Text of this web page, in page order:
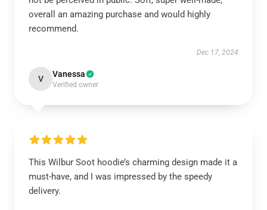
overall an amazing purchase and would highly
recommend.
Dec 17, 2024
V Vanessa
Verified owner
This Wilbur Soot hoodie’s charming design made it a
must-have, and I was impressed by the speedy
delivery.